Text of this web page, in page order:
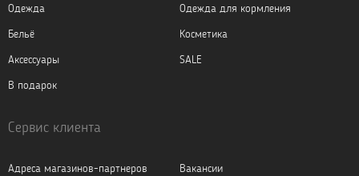
Одежда
Одежда для кормления
Бельё
Косметика
Аксессуары
SALE
В подарок
Сервис клиента
Адреса магазинов-партнеров
Вакансии